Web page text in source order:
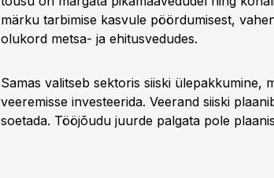
märku tarbimise kasvule pöördumisest,
olukord metsa- ja ehitusvedudes.
Samas valitseb sektoris siiski ülepakkumine,
veeremisse investeerida. Veerand siiski
soetada. Tööjõudu juurde palgata pole